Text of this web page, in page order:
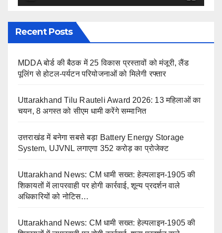
Recent Posts
MDDA बोर्ड की बैठक में 25 विकास प्रस्तावों को मंजूरी, लैंड
पूलिंग से होटल-पर्यटन परियोजनाओं को मिलेगी रफ्तार
Uttarakhand Tilu Rauteli Award 2026: 13 महिलाओं का
चयन, 8 अगस्त को सीएम धामी करेंगे सम्मानित
उत्तराखंड में बनेगा सबसे बड़ा Battery Energy Storage
System, UJVNL लगाएगा 352 करोड़ का प्रोजेक्ट
Uttarakhand News: CM धामी सख्त: हेल्पलाइन-1905 की
शिकायतों में लापरवाही पर होगी कार्रवाई, शून्य प्रदर्शन वाले
अधिकारियों को नोटिस…
Uttarakhand News: CM धामी सख्त: हेल्पलाइन-1905 की